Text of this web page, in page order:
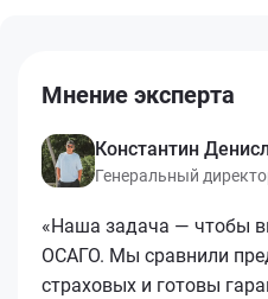
Мнение эксперта
Константин
Генеральный
«Наша задача — чтобы
ОСАГО. Мы сравнили
страховых и готовы